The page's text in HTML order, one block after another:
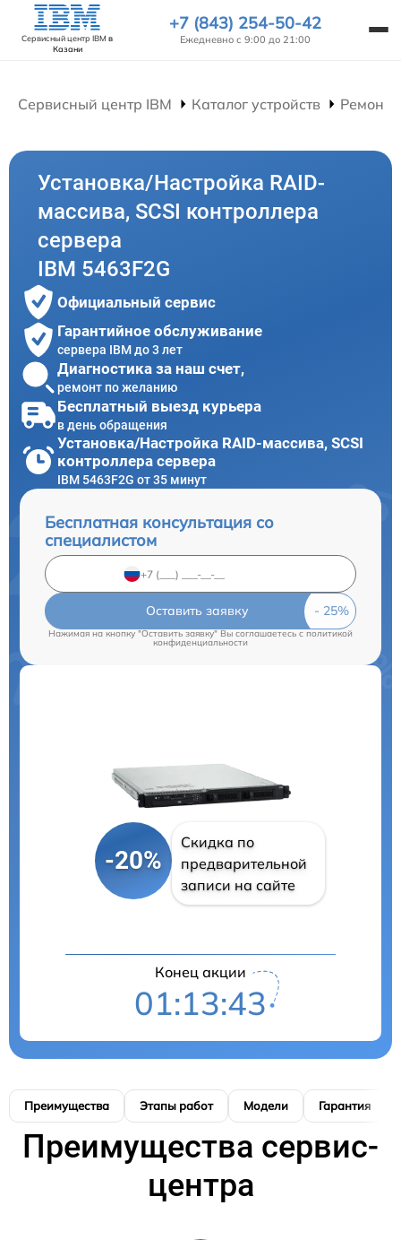
Сервисный центр IBM в
Казани
+7 (843) 254-50-42
Ежедневно с 9:00 до 21:00
Сервисный центр IBM Каталог устройств Ремонт
Установка/Настройка RAID-
массива, SCSI контроллера
сервера
IBM 5463F2G
Официальный сервис
Гарантийное обслуживание
сервера IBM до 3 лет
Диагностика за наш счет,
ремонт по желанию
Бесплатный выезд курьера
в день обращения
Установка/Настройка RAID-массива, SCSI
контроллера сервера
IBM 5463F2G от 35 минут
Бесплатная консультация со
специалистом
Оставить заявку
Нажимая на кнопку "Оставить заявку" Вы соглашаетесь c политикой
конфиденциальности
-20%
Скидка по
предварительной
записи на сайте
Конец акции
01:13:42
Преимущества Этапы работ Модели Гарантия
Преимущества сервис-
центра